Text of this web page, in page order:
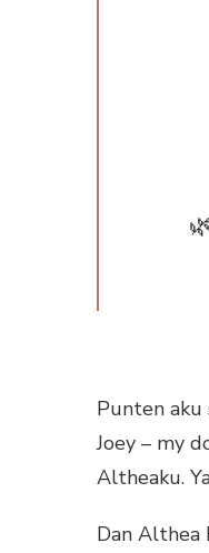
Punten aku
Joey – my
Altheaku.
Dan Althea